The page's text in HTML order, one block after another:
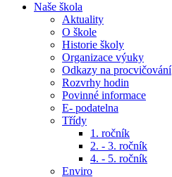
Naše škola
Aktuality
O škole
Historie školy
Organizace výuky
Odkazy na procvičování
Rozvrhy hodin
Povinné informace
E- podatelna
Třídy
1. ročník
2. - 3. ročník
4. - 5. ročník
Enviro